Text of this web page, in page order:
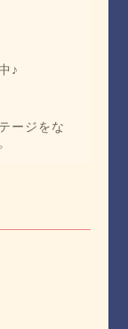
♪
ージをな